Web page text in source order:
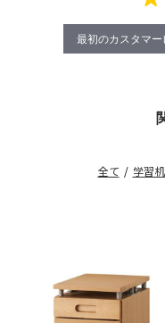
最初のカスタマ
全て / 学習